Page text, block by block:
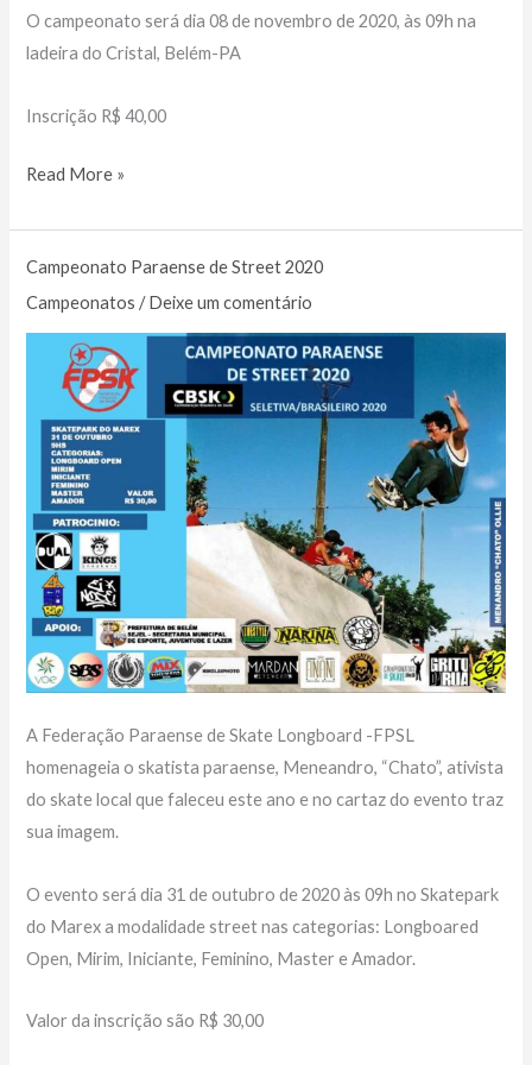
O campeonato será dia 08 de novembro de 2020, às 09h na
ladeira do Cristal, Belém-PA
Inscrição R$ 40,00
1ª.
do
Circuito
Paraense
de
Longboard
Read More »
Campeonato Paraense de Street 2020
Campeonatos /Deixe um comentário
A Federação Paraense de Skate Longboard -FPSL
homenageia o skatista paraense, Meneandro, “Chato”, ativista
do skate local que faleceu este ano e no cartaz do evento traz
sua imagem.
O evento será dia 31 de outubro de 2020 às 09h no Skatepark
do Marex a modalidade street nas categorias: Longboared
Open, Mirim, Iniciante, Feminino, Master e Amador.
Valor da inscrição são R$ 30,00